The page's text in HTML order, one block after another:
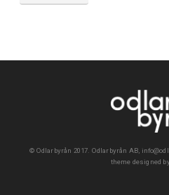
© Odlarbyrån 2017. Odlarbyrån AB,
theme designed